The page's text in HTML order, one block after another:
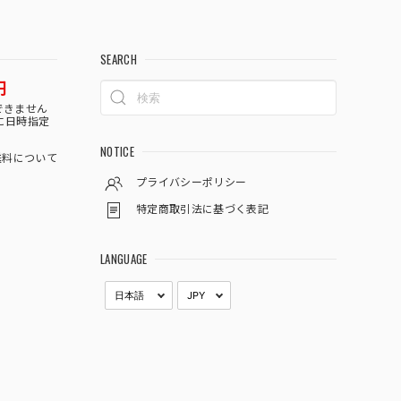
きません
日時指定
について
SEARCH
NOTICE
プライバシーポリシー
特定商取引法に基づく表記
LANGUAGE